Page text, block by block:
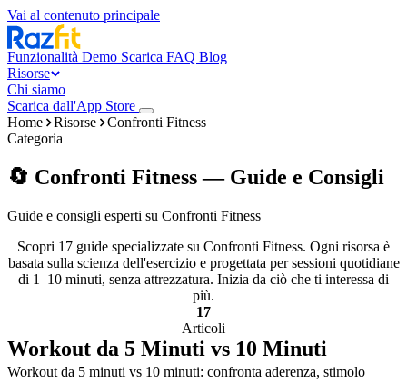
Vai al contenuto principale
Funzionalità Demo Scarica FAQ Blog
Risorse
Chi siamo
Scarica dall'App Store
Home
Risorse
Confronti Fitness
Categoria
🔄 Confronti Fitness — Guide e Consigli
Guide e consigli esperti su Confronti Fitness
Scopri 17 guide specializzate su Confronti Fitness. Ogni risorsa è
basata sulla scienza dell'esercizio e progettata per sessioni quotidiane
di 1–10 minuti, senza attrezzatura. Inizia da ciò che ti interessa di
più.
17
Articoli
Workout da 5 Minuti vs 10 Minuti
Workout da 5 minuti vs 10 minuti: confronta aderenza, stimolo